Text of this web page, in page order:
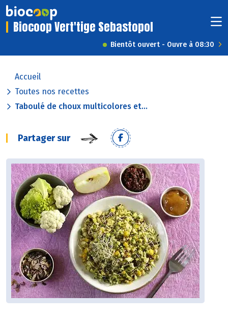
Biocoop Vert'tige Sebastopol
Bientôt ouvert - Ouvre à 08:30
Accueil
Toutes nos recettes
Taboulé de choux multicolores et...
Partager sur